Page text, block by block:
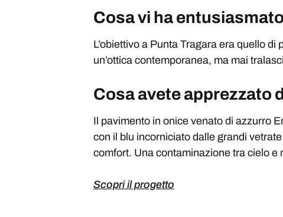
Cosa vi ha
L’obiettivo a Punta Tragara era quello
un’ottica contemporanea, ma mai
Cosa avete apprezzato
Il pavimento in onice venato di azzurro
con il blu incorniciato dalle grandi
comfort. Una contaminazione tra cielo e
Scopri il progetto